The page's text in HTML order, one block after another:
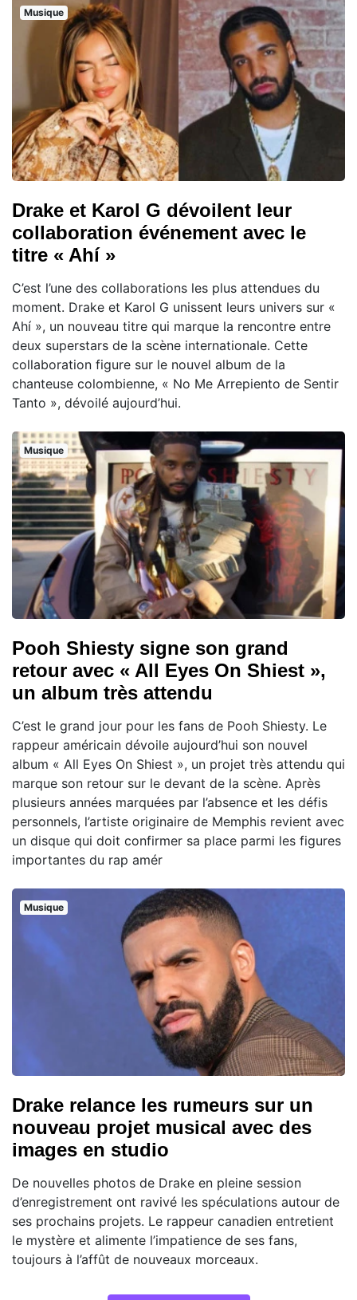
Musique
Drake et Karol G dévoilent leur
collaboration événement avec le
titre « Ahí »
C’est l’une des collaborations les plus attendues du
moment. Drake et Karol G unissent leurs univers sur «
Ahí », un nouveau titre qui marque la rencontre entre
deux superstars de la scène internationale. Cette
collaboration figure sur le nouvel album de la
chanteuse colombienne, « No Me Arrepiento de Sentir
Tanto », dévoilé aujourd’hui.
Musique
Pooh Shiesty signe son grand
retour avec « All Eyes On Shiest »,
un album très attendu
C’est le grand jour pour les fans de Pooh Shiesty. Le
rappeur américain dévoile aujourd’hui son nouvel
album « All Eyes On Shiest », un projet très attendu qui
marque son retour sur le devant de la scène. Après
plusieurs années marquées par l’absence et les défis
personnels, l’artiste originaire de Memphis revient avec
un disque qui doit confirmer sa place parmi les figures
importantes du rap amér
Musique
Drake relance les rumeurs sur un
nouveau projet musical avec des
images en studio
De nouvelles photos de Drake en pleine session
d’enregistrement ont ravivé les spéculations autour de
ses prochains projets. Le rappeur canadien entretient
le mystère et alimente l’impatience de ses fans,
toujours à l’affût de nouveaux morceaux.